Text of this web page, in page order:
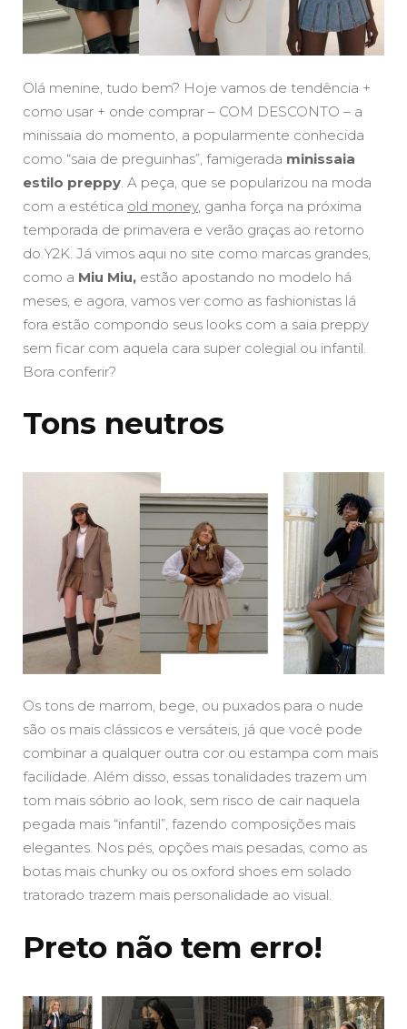
Olá menine, tudo bem? Hoje vamos de tendência +
como usar + onde comprar – COM DESCONTO – a
minissaia do momento, a popularmente conhecida
como “saia de preguinhas”, famigerada minissaia
estilo preppy . A peça, que se popularizou na moda
com a estética old money, ganha força na próxima
temporada de primavera e verão graças ao retorno
do Y2K. Já vimos aqui no site como marcas grandes,
como a Miu Miu, estão apostando no modelo há
meses, e agora, vamos ver como as fashionistas lá
fora estão compondo seus looks com a saia preppy
sem ficar com aquela cara super colegial ou infantil.
Bora conferir?
Tons neutros
Os tons de marrom, bege, ou puxados para o nude
são os mais clássicos e versáteis, já que você pode
combinar a qualquer outra cor ou estampa com mais
facilidade. Além disso, essas tonalidades trazem um
tom mais sóbrio ao look, sem risco de cair naquela
pegada mais “infantil”, fazendo composições mais
elegantes. Nos pés, opções mais pesadas, como as
botas mais chunky ou os oxford shoes em solado
tratorado trazem mais personalidade ao visual.
Preto não tem erro!